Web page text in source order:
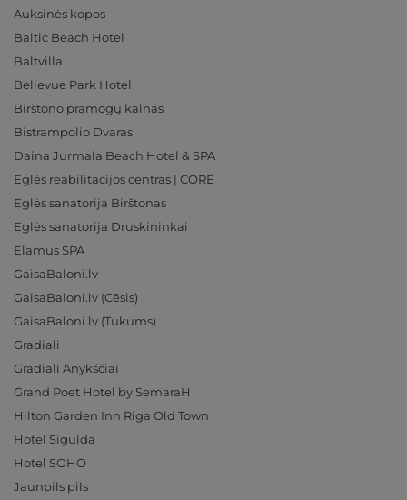
Auksinės kopos
Baltic Beach Hotel
Baltvilla
Bellevue Park Hotel
Birštono pramogų kalnas
Bistrampolio Dvaras
Daina Jurmala Beach Hotel & SPA
Eglės reabilitacijos centras | CORE
Eglės sanatorija Birštonas
Eglės sanatorija Druskininkai
Elamus SPA
GaisaBaloni.lv
GaisaBaloni.lv (Cēsis)
GaisaBaloni.lv (Tukums)
Gradiali
Gradiali Anykščiai
Grand Poet Hotel by SemaraH
Hilton Garden Inn Riga Old Town
Hotel Sigulda
Hotel SOHO
Jaunpils pils